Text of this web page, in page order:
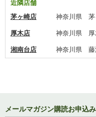
近隣店舗
茅ヶ崎店
神奈川県 茅
厚木店 神奈川県 厚
湘南台店 神奈川県 藤
メールマガジン購読お申込み